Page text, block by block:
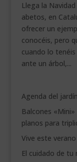
Llega la
abetos, en
ofrecer un
conocéis, pero
cuando lo
ante un árbol,...
Agenda del
Balcones
planos para
Vive este
El cuidado de